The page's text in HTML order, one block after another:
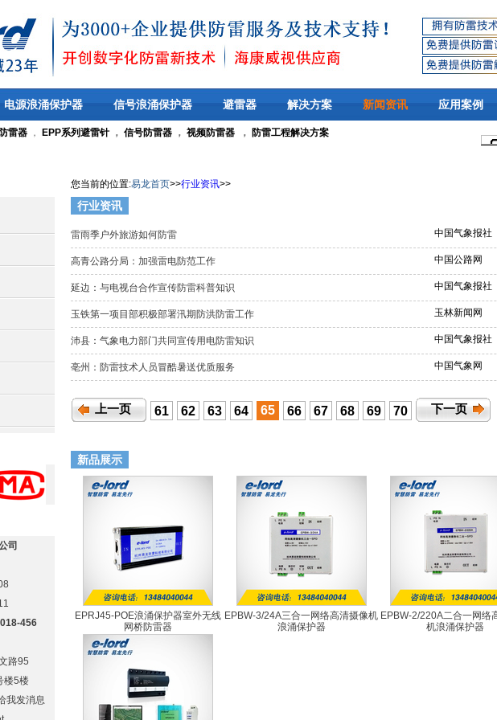
电源浪涌保护器 信号浪涌保护器 避雷器 解决方案 新闻资讯 应用案例
雷器 ， EPP系列避雷针， 信号防雷器 ， 视频防雷器 ， 防雷工程解决方案
司
456
路95
5楼
您当前的位置:易龙首页>>行业资讯>>
行业资讯
雷雨季户外旅游如何防雷 中国气象报社
高青公路分局：加强雷电防范工作 中国公路网
延边：与电视台合作宣传防雷科普知识 中国气象报社
玉铁第一项目部积极部署汛期防洪防雷工作 玉林新闻网
沛县：气象电力部门共同宣传用电防雷知识 中国气象报社
亳州：防雷技术人员冒酷暑送优质服务 中国气象网
上一页 61 62 63 64 65 66 67 68 69 70 下一页
新品展示
EPRJ45-POE浪涌保护器室外无线
网桥防雷器
EPRJ45-POE
EPBW-3/24A三合一网络高清摄像机
浪涌保护器
EPBW-2/220A二合一网络
机浪涌保护器